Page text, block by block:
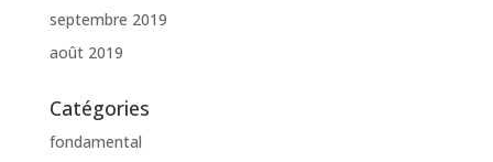
septembre 2019
août 2019
Catégories
fondamental